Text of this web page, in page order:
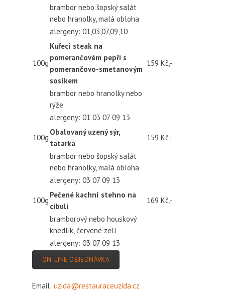
brambor nebo šopský salát
nebo hranolky, malá obloha
alergeny: 01,03,07,09,10
100g
Kuřecí steak na
pomerančovém pepři s
pomerančovo-smetanovým
sosíkem
159 Kč,-
brambor nebo hranolky nebo
rýže
alergeny: 01 03 07 09 13
100g
Obalovaný uzený sýr,
tatarka
159 Kč,-
brambor nebo šopský salát
nebo hranolky, malá obloha
alergeny: 03 07 09 13
100g
Pečené kachní stehno na
cibuli
169 Kč,-
bramborový nebo houskový
knedlík, červené zelí
alergeny: 03 07 09 13
ON-LINE OBJEDNÁVKA
Email: uzida@restauraceuzida.cz